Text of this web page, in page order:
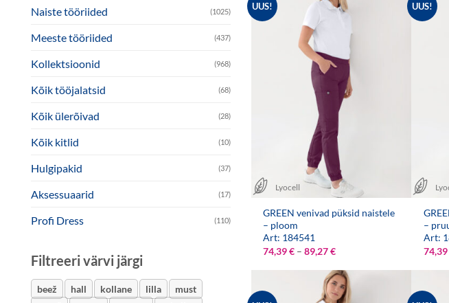
Naiste tööriided (1025)
Meeste tööriided (437)
Kollektsioonid (968)
Kõik tööjalatsid (68)
Kõik ülerõivad (28)
Kõik kitlid (10)
Hulgipakid (37)
Aksessuaarid (17)
Profi Dress (110)
Filtreeri värvi järgi
beež hall kollane lilla
must
UUS!
Lyocell
GREEN venivad püksid naistele
– ploom
Art: 184541
74,39€ – 89,27€Hinnavahemik:
kuni
89,27 €
UUS!
–
Art:
74,39